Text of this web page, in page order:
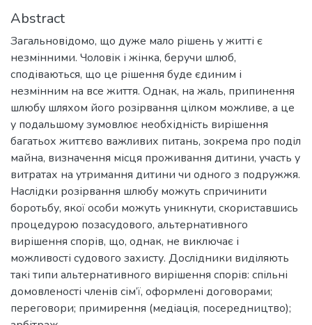
Abstract
Загальновідомо, що дуже мало рішень у житті є
незмінними. Чоловік і жінка, беручи шлюб,
сподіваються, що це рішення буде єдиним і
незмінним на все життя. Однак, на жаль, припинення
шлюбу шляхом його розірвання цілком можливе, а це
у подальшому зумовлює необхідність вирішення
багатьох життєво важливих питань, зокрема про поділ
майна, визначення місця проживання дитини, участь у
витратах на утримання дитини чи одного з подружжя.
Наслідки розірвання шлюбу можуть спричинити
боротьбу, якої особи можуть уникнути, скориставшись
процедурою позасудового, альтернативного
вирішення спорів, що, однак, не виключає і
можливості судового захисту. Дослідники виділяють
такі типи альтернативного вирішення спорів: спільні
домовленості членів сім’ї, оформлені договорами;
переговори; примирення (медіація, посередництво);